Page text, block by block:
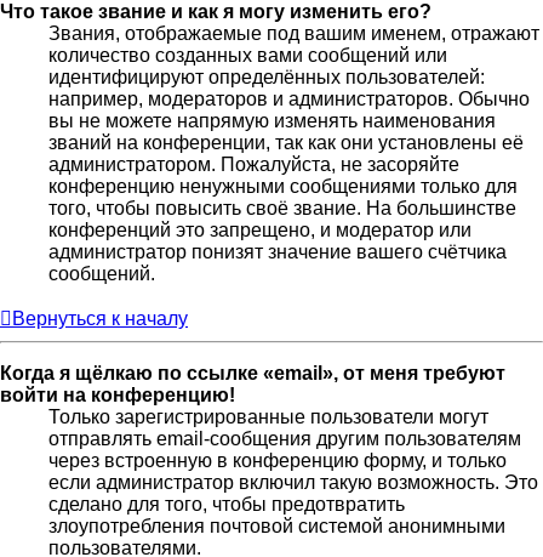
Что такое звание и как я могу изменить его?
Звания, отображаемые под вашим именем, отражают
количество созданных вами сообщений или
идентифицируют определённых пользователей:
например, модераторов и администраторов. Обычно
вы не можете напрямую изменять наименования
званий на конференции, так как они установлены её
администратором. Пожалуйста, не засоряйте
конференцию ненужными сообщениями только для
того, чтобы повысить своё звание. На большинстве
конференций это запрещено, и модератор или
администратор понизят значение вашего счётчика
сообщений.
Вернуться к началу
Когда я щёлкаю по ссылке «email», от меня требуют
войти на конференцию!
Только зарегистрированные пользователи могут
отправлять email-сообщения другим пользователям
через встроенную в конференцию форму, и только
если администратор включил такую возможность. Это
сделано для того, чтобы предотвратить
злоупотребления почтовой системой анонимными
пользователями.